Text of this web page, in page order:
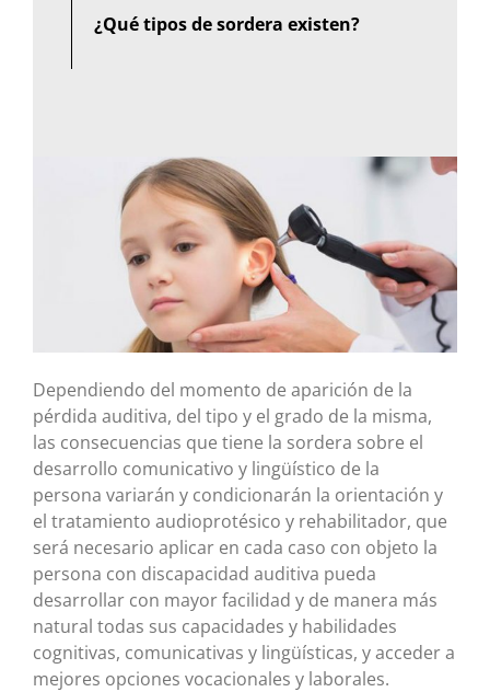
¿Qué tipos de sordera existen?
Dependiendo del momento de aparición de la
pérdida auditiva, del tipo y el grado de la misma,
las consecuencias que tiene la sordera sobre el
desarrollo comunicativo y lingüístico de la
persona variarán y condicionarán la orientación y
el tratamiento audioprotésico y rehabilitador, que
será necesario aplicar en cada caso con objeto la
persona con discapacidad auditiva pueda
desarrollar con mayor facilidad y de manera más
natural todas sus capacidades y habilidades
cognitivas, comunicativas y lingüísticas, y acceder a
mejores opciones vocacionales y laborales.